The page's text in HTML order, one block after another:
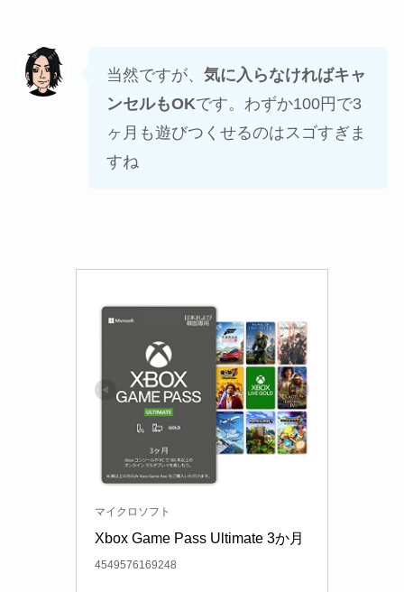
当然ですが、 気に入らなければキャ
ンセルもOKです。わずか100円で3
ヶ月も遊びつくせるのはスゴすぎま
すね
マイクロソフト
Xbox Game Pass Ultimate 3か月
4549576169248